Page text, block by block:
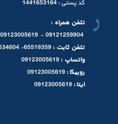
کد پستی : 1441653164
تلفن همراه :
09121259904 - 09123005619
تلفن ثابت : 65519359- 65534604 021
واتساپ : 09123005619
روبیکا : 09123005619
ایتا : 09123005619